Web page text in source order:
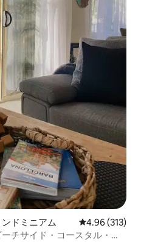
ドミニアム レビュー313
4.96 (313)
チサイド・コースタル・ア